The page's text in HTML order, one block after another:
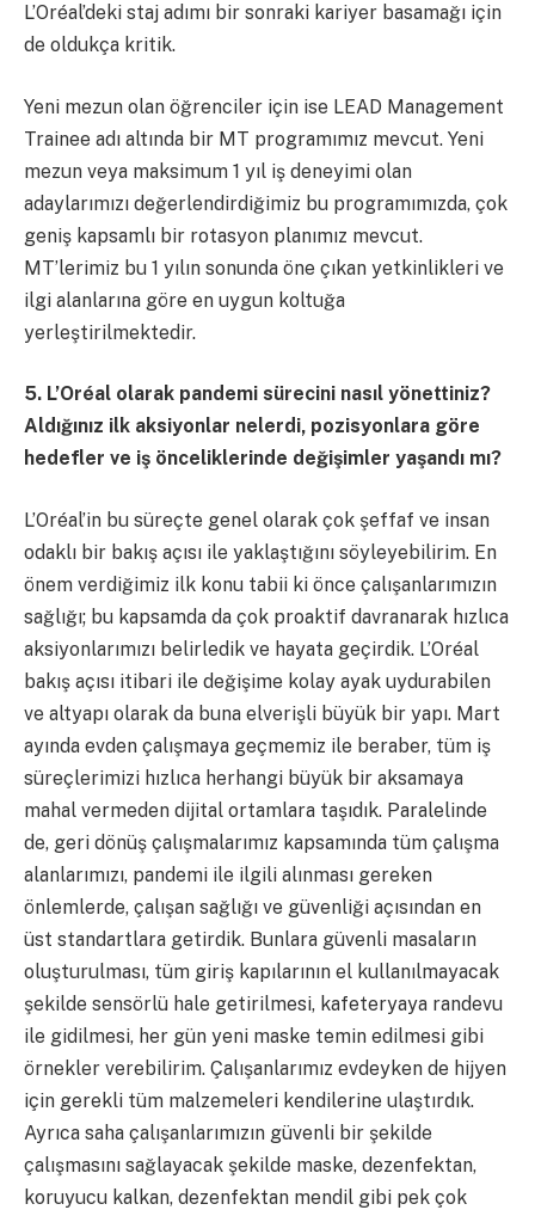
L’Oréal’deki staj adımı bir sonraki kariyer basamağı için
de oldukça kritik.
Yeni mezun olan öğrenciler için ise LEAD Management
Trainee adı altında bir MT programımız mevcut. Yeni
mezun veya maksimum 1 yıl iş deneyimi olan
adaylarımızı değerlendirdiğimiz bu programımızda, çok
geniş kapsamlı bir rotasyon planımız mevcut.
MT’lerimiz bu 1 yılın sonunda öne çıkan yetkinlikleri ve
ilgi alanlarına göre en uygun koltuğa
yerleştirilmektedir.
5. L’Oréal olarak pandemi sürecini nasıl yönettiniz?
Aldığınız ilk aksiyonlar nelerdi, pozisyonlara göre
hedefler ve iş önceliklerinde değişimler yaşandı mı?
L’Oréal’in bu süreçte genel olarak çok şeffaf ve insan
odaklı bir bakış açısı ile yaklaştığını söyleyebilirim. En
önem verdiğimiz ilk konu tabii ki önce çalışanlarımızın
sağlığı; bu kapsamda da çok proaktif davranarak hızlıca
aksiyonlarımızı belirledik ve hayata geçirdik. L’Oréal
bakış açısı itibari ile değişime kolay ayak uydurabilen
ve altyapı olarak da buna elverişli büyük bir yapı. Mart
ayında evden çalışmaya geçmemiz ile beraber, tüm iş
süreçlerimizi hızlıca herhangi büyük bir aksamaya
mahal vermeden dijital ortamlara taşıdık. Paralelinde
de, geri dönüş çalışmalarımız kapsamında tüm çalışma
alanlarımızı, pandemi ile ilgili alınması gereken
önlemlerde, çalışan sağlığı ve güvenliği açısından en
üst standartlara getirdik. Bunlara güvenli masaların
oluşturulması, tüm giriş kapılarının el kullanılmayacak
şekilde sensörlü hale getirilmesi, kafeteryaya randevu
ile gidilmesi, her gün yeni maske temin edilmesi gibi
örnekler verebilirim. Çalışanlarımız evdeyken de hijyen
için gerekli tüm malzemeleri kendilerine ulaştırdık.
Ayrıca saha çalışanlarımızın güvenli bir şekilde
çalışmasını sağlayacak şekilde maske, dezenfektan,
koruyucu kalkan, dezenfektan mendil gibi pek çok